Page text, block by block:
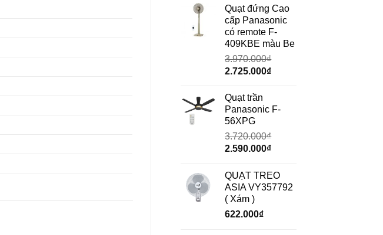
là:
1.490.000₫.
tại
là:
1.050.000₫.
Quạt đứng Cao
cấp Panasonic
có remote F-
409KBE màu Be
3.970.000₫
Giá
là:
3.970.000₫.
2.725.000₫Giá
là:
Quạt trần
Panasonic F-
56XPG
3.720.000₫
Giá
là:
3.720.000₫.
2.590.000₫Giá
tại
là:
QUẠT TREO
ASIA VY357792
( Xám )
622.000₫